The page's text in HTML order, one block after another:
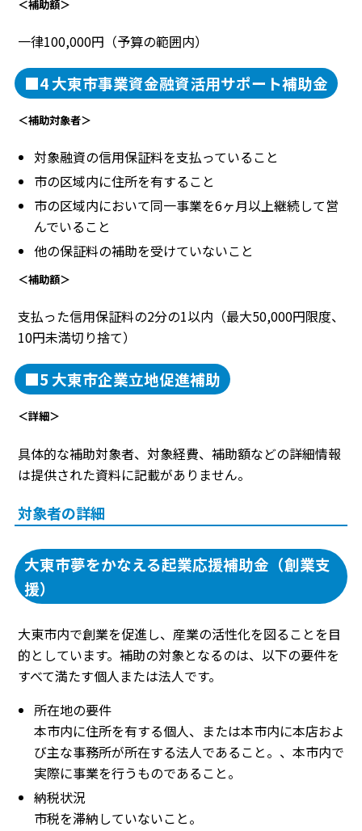
＜補助額＞
一律100,000円（予算の範囲内）
■4 大東市事業資金融資活用サポート補助金
＜補助対象者＞
対象融資の信用保証料を支払っていること
市の区域内に住所を有すること
市の区域内において同一事業を6ヶ月以上継続して営
んでいること
他の保証料の補助を受けていないこと
＜補助額＞
支払った信用保証料の2分の1以内（最大50,000円限度、
10円未満切り捨て）
■5 大東市企業立地促進補助
＜詳細＞
具体的な補助対象者、対象経費、補助額などの詳細情報
は提供された資料に記載がありません。
対象者の詳細
大東市夢をかなえる起業応援補助金（創業支
援）
大東市内で創業を促進し、産業の活性化を図ることを目
的としています。補助の対象となるのは、以下の要件を
すべて満たす個人または法人です。
所在地の要件
本市内に住所を有する個人、または本市内に本店およ
び主な事務所が所在する法人であること。、本市内で
実際に事業を行うものであること。
納税状況
市税を滞納していないこと。